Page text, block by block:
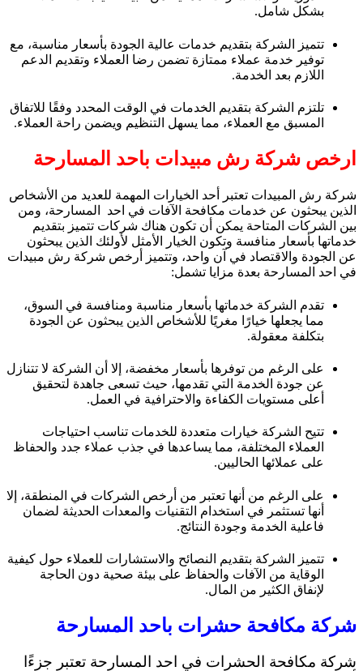
بشكل شامل.
تتميز الشركة بتقديم خدمات عالية الجودة بأسعار مناسبة، مع
توفير خدمة عملاء ممتازة تضمن رضا العملاء وتقديم الدعم
اللازم بعد الخدمة.
تلتزم الشركة بتقديم الخدمات في الوقت المحدد وفقًا للاتفاق
المسبق مع العملاء، مما يسهل التنظيم ويضمن راحة العملاء.
ارخص شركة رش مبيدات باحد المسارحة
شركة رش المبيدات تعتبر أحد الخيارات المهمة للعديد من الأشخاص
الذين يبحثون عن خدمات مكافحة الآفات في احد المسارحة، ومن
بين الشركات المتاحة يمكن أن تكون هناك شركات تتميز بتقديم
خدماتها بأسعار منافسة وتكون الخيار الأمثل لأولئك الذين يبحثون
عن الجودة والاقتصاد في آن واحد، وتتميز أرخص شركة رش مبيدات
في احد المسارحة بعدة مزايا تشمل:
تقدم الشركة خدماتها بأسعار مناسبة ومنافسة في السوق،
مما يجعلها خيارًا مغريًا للأشخاص الذين يبحثون عن الجودة
بتكلفة معقولة.
على الرغم من توفرها بأسعار مخفضة، إلا أن الشركة لا تتنازل
عن جودة الخدمة التي تقدمها، حيث تسعى جاهدة لتحقيق
أعلى مستويات الكفاءة والاحترافية في العمل.
تتيح الشركة خيارات متعددة للخدمات تناسب احتياجات
العملاء المختلفة، مما يساعدها في جذب عملاء جدد والحفاظ
على عملائها الحاليين.
على الرغم من أنها تعتبر من أرخص الشركات في المنطقة، إلا
أنها تستثمر في استخدام التقنيات والمعدات الحديثة لضمان
فاعلية الخدمة وجودة النتائج.
تتميز الشركة بتقديم النصائح والاستشارات للعملاء حول كيفية
الوقاية من الآفات والحفاظ على بيئة صحية دون الحاجة
لإنفاق الكثير من المال.
شركة مكافحة حشرات باحد المسارحة
شركة مكافحة الحشرات في احد المسارحة تعتبر جزءًا